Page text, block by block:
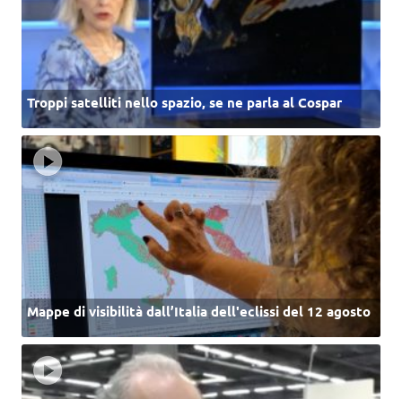
Troppi satelliti nello spazio, se ne parla al Cospar
Mappe di visibilità dall’Italia dell'eclissi del 12 agosto